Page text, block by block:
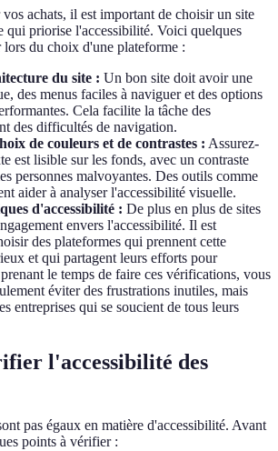
achats, il est important de choisir un site
qui priorise l'accessibilité. Voici quelques
lors du choix d'une plateforme :
du site : Un bon site doit avoir une
des menus faciles à naviguer et des options
Cela facilite la tâche des
des difficultés de navigation.
de couleurs et de contrastes : Assurez-
est lisible sur les fonds, avec un contraste
personnes malvoyantes. Des outils comme
aider à analyser l'accessibilité visuelle.
d'accessibilité : De plus en plus de sites
envers l'accessibilité. Il est
des plateformes qui prennent cette
et qui partagent leurs efforts pour
le temps de faire ces vérifications, vous
éviter des frustrations inutiles, mais
entreprises qui se soucient de tous leurs
l'accessibilité des
pas égaux en matière d'accessibilité. Avant
points à vérifier :